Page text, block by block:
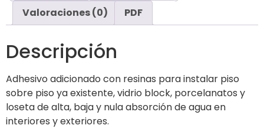
Valoraciones (0)
PDF
Descripción
Adhesivo adicionado con resinas para instalar piso
sobre piso ya existente, vidrio block, porcelanatos y
loseta de alta, baja y nula absorción de agua en
interiores y exteriores.